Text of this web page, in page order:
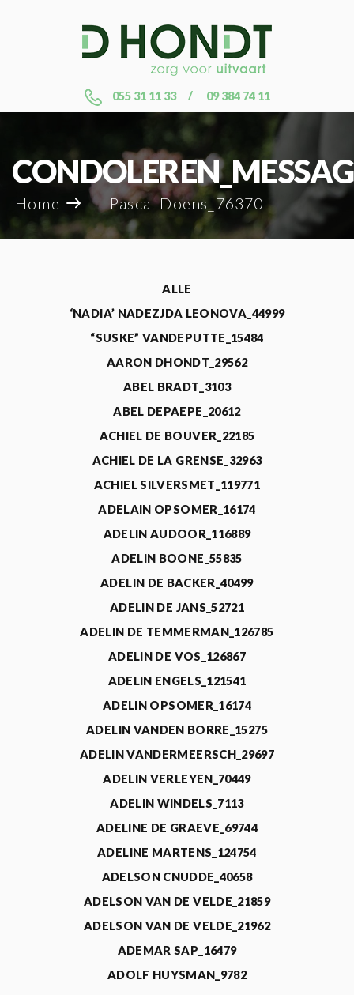
055 31 11 33 09 384 74 11
Home Pascal Doens_76370
ALLE
‘NADIA’ NADEZJDA LEONOVA_44999
“SUSKE” VANDEPUTTE_15484
AARON DHONDT_29562
ABEL BRADT_3103
ABEL DEPAEPE_20612
ACHIEL DE BOUVER_22185
ACHIEL DE LA GRENSE_32963
ACHIEL SILVERSMET_119771
ADELAIN OPSOMER_16174
ADELIN AUDOOR_116889
ADELIN BOONE_55835
ADELIN DE BACKER_40499
ADELIN DE JANS_52721
ADELIN DE TEMMERMAN_126785
ADELIN DE VOS_126867
ADELIN ENGELS_121541
ADELIN OPSOMER_16174
ADELIN VANDEN BORRE_15275
ADELIN VANDERMEERSCH_29697
ADELIN VERLEYEN_70449
ADELIN WINDELS_7113
ADELINE DE GRAEVE_69744
ADELINE MARTENS_124754
ADELSON CNUDDE_40658
ADELSON VAN DE VELDE_21859
ADELSON VAN DE VELDE_21962
ADEMAR SAP_16479
ADOLF HUYSMAN_9782